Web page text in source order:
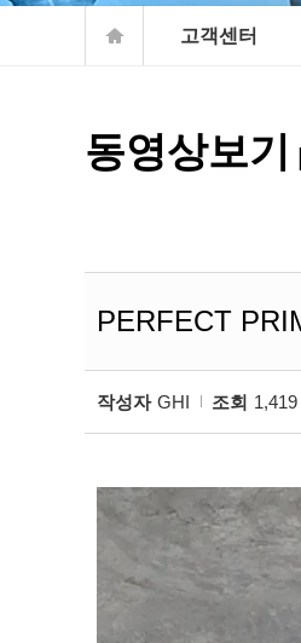
고객센터
동영상보기
PERFECT
작성자 GHI 조회 1,419